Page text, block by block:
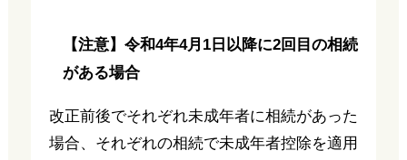
【注意】令和4年4月1日以降に2回目の相続
がある場合
改正前後でそれぞれ未成年者に相続があった
場合、それぞれの相続で未成年者控除を適用